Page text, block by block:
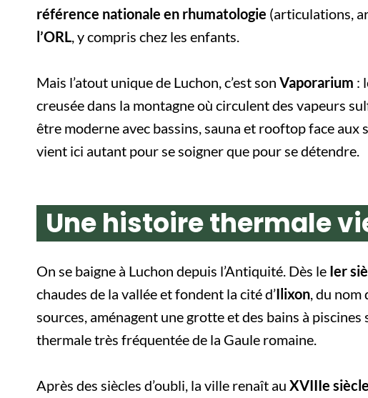
référence nationale en rhumatologie (articulations,
l’ORL, y compris chez les enfants.
Mais l’atout unique de Luchon, c’est son Vaporarium :
creusée dans la montagne où circulent des vapeurs
être moderne avec bassins, sauna et rooftop face
vient ici autant pour se soigner que pour se détendre.
Une histoire thermale
On se baigne à Luchon depuis l’Antiquité. Dès le Ier
chaudes de la vallée et fondent la cité d’Ilixon, du nom
sources, aménagent une grotte et des bains à
thermale très fréquentée de la Gaule romaine.
Après des siècles d’oubli, la ville renaît au XVIIIe siècle